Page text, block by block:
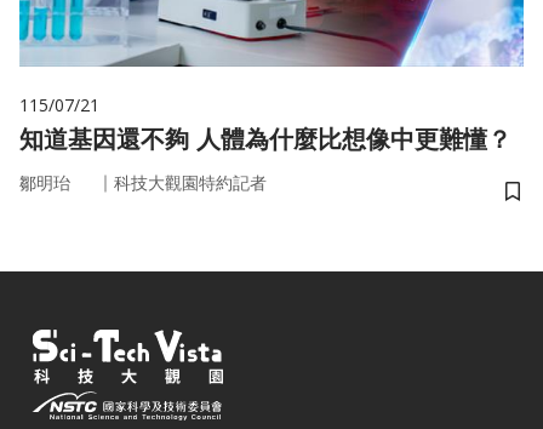
115/07/21
知道基因還不夠 人體為什麼比想像中更難懂？
鄒明珆 ｜ 科技大觀園特約記者
儲